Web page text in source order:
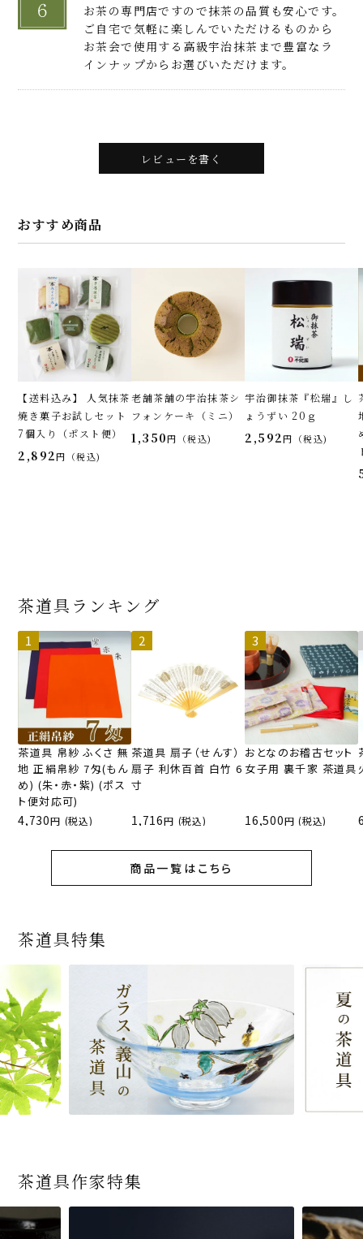
お茶の専門店ですので抹茶の品質も安心です。
ご自宅で気軽に楽しんでいただけるものから
お茶会で使用する高級宇治抹茶まで豊富なラ
インナップからお選びいただけます。
レビューを書く
おすすめ商品
【送料込み】 人気抹茶
焼き菓子お試しセット
7個入り（ポスト便）
2,892 税込
老舗茶舗の宇治抹茶シ
フォンケーキ（ミニ）
1,350 税込
宇治御抹茶『松瑞』し
ょうずい 20ｇ
2,592 税込
茶道具ランキング
茶道具 帛紗 ふくさ 無
地 正絹帛紗 7匁(もん
め) (朱・赤・紫) (ポス
ト便対応可)
4,730 (税込)
茶道具 扇子（せんす）
扇子 利休百首 白竹 6
寸
1,716 (税込)
おとなのお稽古セット
女子用 裏千家 茶道具
16,500 (税込)
商品一覧はこちら
茶道具特集
茶道具作家特集